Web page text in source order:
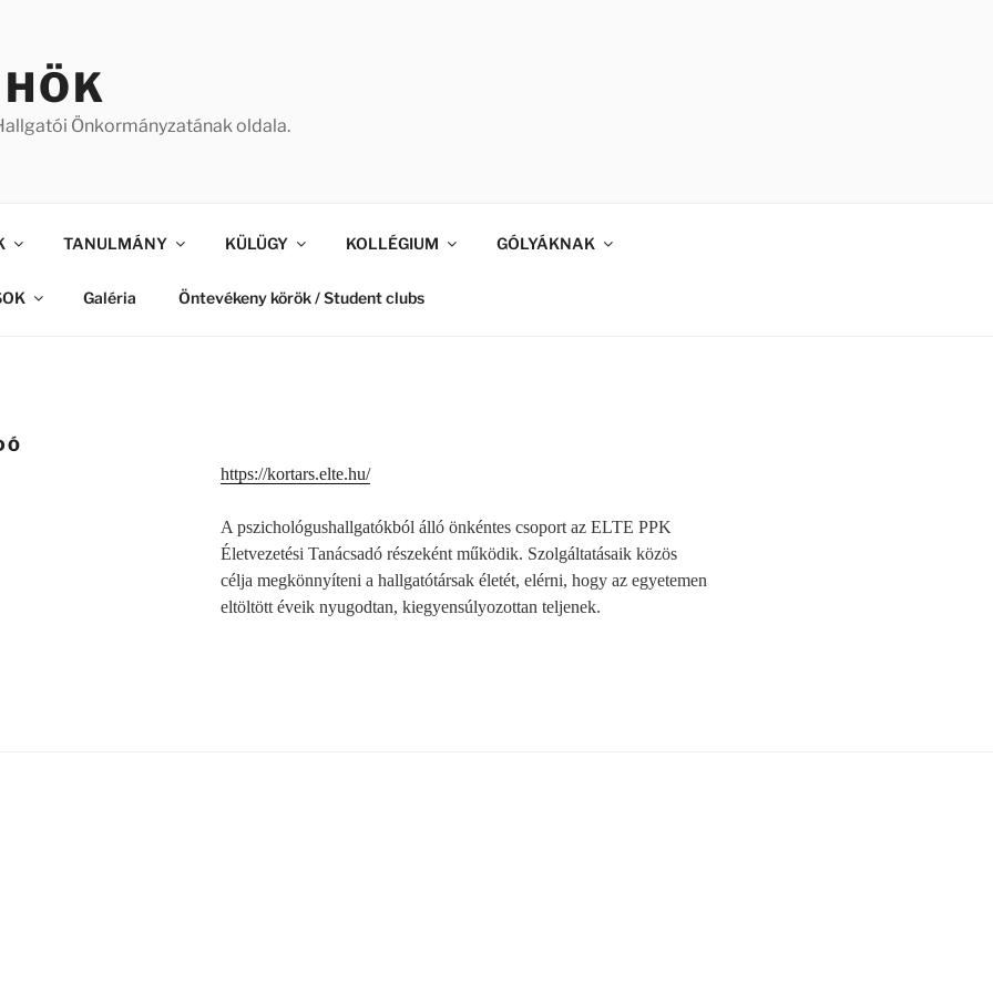
Önkormányzatának oldala.
TANULMÁNY KÜLÜGY KOLLÉGIUM GÓLYÁKNAK
Galéria Öntevékeny körök / Student clubs
https://kortars.elte.hu/
A pszichológushallgatókból álló önkéntes csoport az ELTE PPK
Életvezetési Tanácsadó részeként működik. Szolgáltatásaik közös
célja megkönnyíteni a hallgatótársak életét, elérni, hogy az egyetemen
eltöltött éveik nyugodtan, kiegyensúlyozottan teljenek.